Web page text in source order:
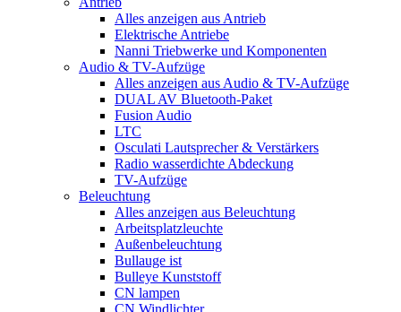
Alles anzeigen aus Antrieb
Elektrische Antriebe
Nanni Triebwerke und Komponenten
Audio & TV-Aufzüge
Alles anzeigen aus Audio & TV-Aufzüge
DUAL AV Bluetooth-Paket
Fusion Audio
LTC
Osculati Lautsprecher & Verstärkers
Radio wasserdichte Abdeckung
TV-Aufzüge
Beleuchtung
Alles anzeigen aus Beleuchtung
Arbeitsplatzleuchte
Außenbeleuchtung
Bullauge ist
Bulleye Kunststoff
CN lampen
CN Windlichter